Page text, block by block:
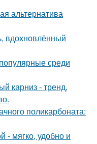
альтернатива
вдохновлённый
среди
карниз - тренд,
поликарбоната:
- мягко, удобно и